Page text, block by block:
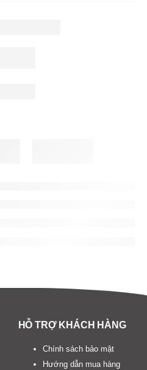
HỖ TRỢ KHÁCH HÀNG
Chính sách bảo mật
Hướng dẫn mua hàng